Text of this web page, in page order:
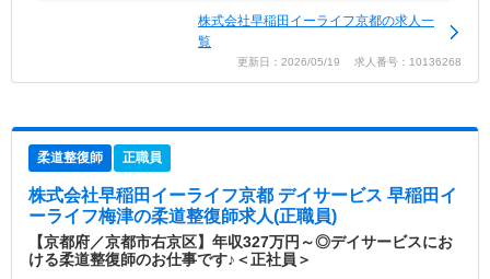
株式会社早稲田イーライフ京都の求人一
覧
更新日：2026/05/19 求人番号：10136268
柔道整復師 正職員
株式会社早稲田イーライフ京都 デイサービス 早稲田イ
ーライフ梅津の柔道整復師求人(正職員)
【京都府／京都市右京区】年収327万円～◎デイサービスにお
ける柔道整復師のお仕事です♪＜正社員＞